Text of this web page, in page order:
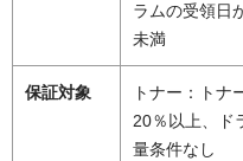
ラムの受領日
未満
保証対象
トナー：トナ
20％以上、ド
量条件なし